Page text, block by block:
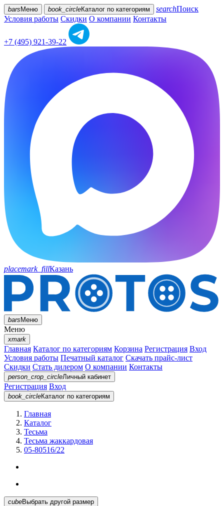
bars Меню book_circleКаталог по категориям searchПоиск
Условия работы Скидки О компании Контакты
+7 (495) 921-39-22
placemark_fillКазань
barsМеню
Меню
xmark
Главная Каталог по категориям Корзина Регистрация Вход
Условия работы Печатный каталог Скачать прайс-лист
Скидки Стать дилером О компании Контакты
person_crop_circleЛичный кабинет
Регистрация Вход
book_circleКаталог по категориям
Главная
Каталог
Тесьма
Тесьма жаккардовая
05-80516/22
cubeВыбрать другой размер